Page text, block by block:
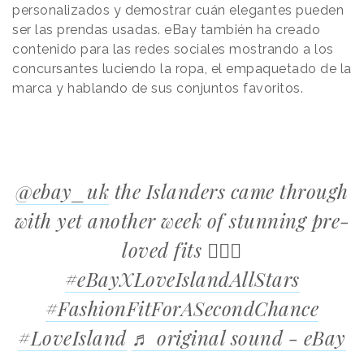
personalizados y demostrar cuán elegantes pueden
ser las prendas usadas. eBay también ha creado
contenido para las redes sociales mostrando a los
concursantes luciendo la ropa, el empaquetado de la
marca y hablando de sus conjuntos favoritos.
@ebay_uk the Islanders came through
with yet another week of stunning pre-
loved fits ❤️‍🔥✨
#eBayXLoveIslandAllStars
#FashionFitForASecondChance
#LoveIsland ♬ original sound - eBay